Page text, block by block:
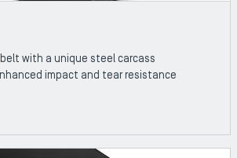
belt with a unique steel carcass
impact and tear resistance